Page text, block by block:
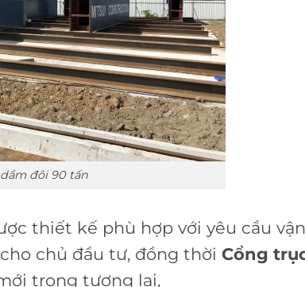
đôi 90 tấn
thiết kế phù hợp với yêu cầu
chủ đầu tư, đồng thời Cổng
trong tương lai,